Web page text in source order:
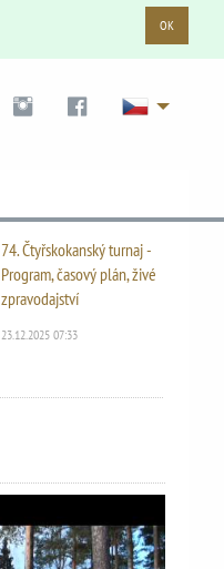
OK
74. Čtyřskokanský turnaj -
Program, časový plán, živé
zpravodajství
23.12.2025 07:33